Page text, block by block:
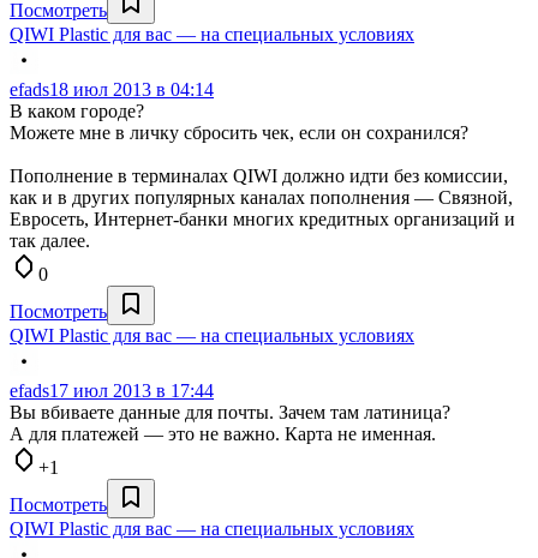
Посмотреть
QIWI Plastic для вас — на специальных условиях
efads18 июл 2013 в 04:14
В каком городе?
Можете мне в личку сбросить чек, если он сохранился?
Пополнение в терминалах QIWI должно идти без комиссии,
как и в других популярных каналах пополнения — Связной,
Евросеть, Интернет-банки многих кредитных организаций и
так далее.
0
Посмотреть
QIWI Plastic для вас — на специальных условиях
efads17 июл 2013 в 17:44
Вы вбиваете данные для почты. Зачем там латиница?
А для платежей — это не важно. Карта не именная.
+1
Посмотреть
QIWI Plastic для вас — на специальных условиях